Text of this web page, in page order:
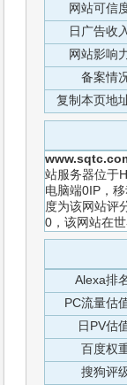
网站可信
日广告收
网站影响
备案情
复制本页地
站服务器位于
电脑端0IP，
度为该网站评
0，该网站在
Alexa排
PC流量估
日PV估
百度权
搜狗评